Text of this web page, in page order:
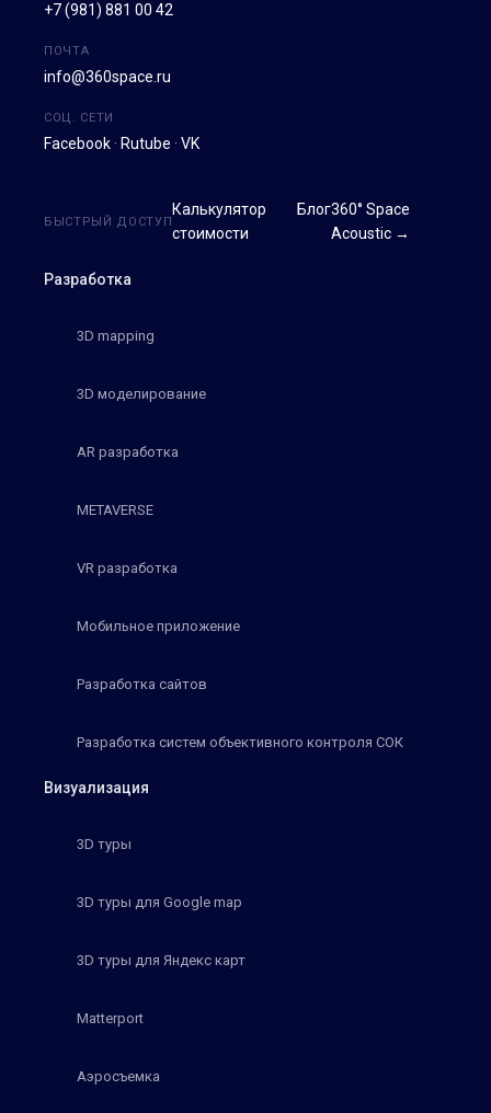
+7 (981) 881 00 42
ПОЧТА
info@360space.ru
СОЦ. СЕТИ
Facebook · Rutube · VK
Разработка
3D mapping
3D моделирование
AR разработка
METAVERSE
VR разработка
Мобильное приложение
Разработка сайтов
Разработка систем объективного контроля СОК
Визуализация
3D туры
3D туры для Google map
3D туры для Яндекс карт
Matterport
Аэросъемка
БЫСТРЫЙ ДОСТУП
Калькулятор
стоимости
Блог360° Space
Acoustic →